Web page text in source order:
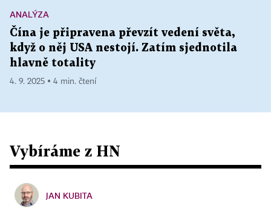
ANALÝZA
Čína je připravena převzít vedení světa,
když o něj USA nestojí. Zatím sjednotila
hlavně totality
4. 9. 2025 ▪ 4 min. čtení
Vybíráme z HN
JAN KUBITA